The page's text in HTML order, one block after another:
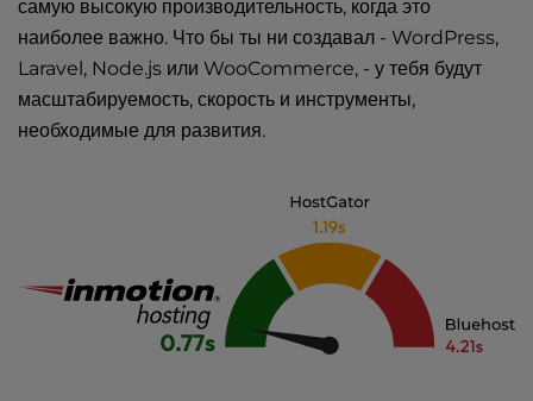
самую высокую производительность, когда это
наиболее важно. Что бы ты ни создавал - WordPress,
Laravel, Node.js или WooCommerce, - у тебя будут
масштабируемость, скорость и инструменты,
необходимые для развития.